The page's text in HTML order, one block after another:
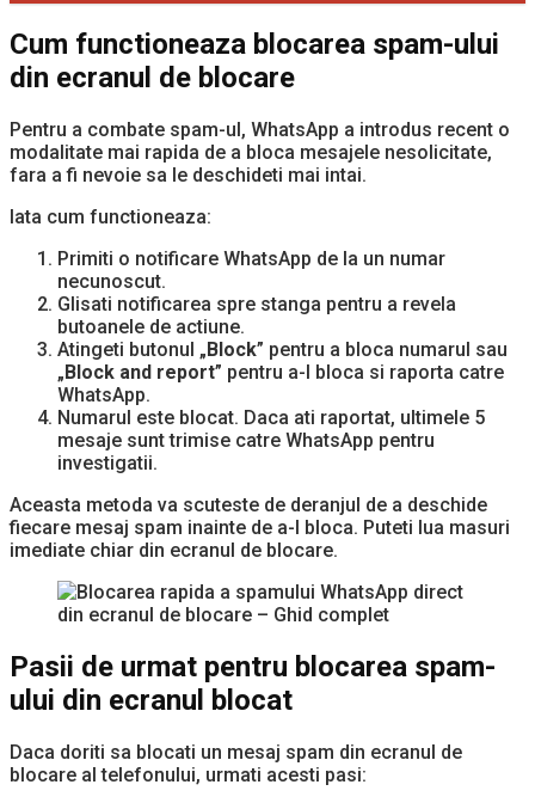
Cum functioneaza blocarea spam-ului
din ecranul de blocare
Pentru a combate spam-ul, WhatsApp a introdus recent o
modalitate mai rapida de a bloca mesajele nesolicitate,
fara a fi nevoie sa le deschideti mai intai.
Iata cum functioneaza:
Primiti o notificare WhatsApp de la un numar
necunoscut.
Glisati notificarea spre stanga pentru a revela
butoanele de actiune.
Atingeti butonul „Block” pentru a bloca numarul sau
„Block and report” pentru a-l bloca si raporta catre
WhatsApp.
Numarul este blocat. Daca ati raportat, ultimele 5
mesaje sunt trimise catre WhatsApp pentru
investigatii.
Aceasta metoda va scuteste de deranjul de a deschide
fiecare mesaj spam inainte de a-l bloca. Puteti lua masuri
imediate chiar din ecranul de blocare.
Pasii de urmat pentru blocarea spam-
ului din ecranul blocat
Daca doriti sa blocati un mesaj spam din ecranul de
blocare al telefonului, urmati acesti pasi: